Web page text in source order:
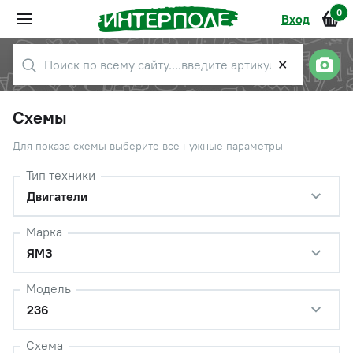
Вход 0
✕
Схемы
Для показа схемы выберите все нужные параметры
Тип техники
Двигатели
Марка
ЯМЗ
Модель
236
Схема